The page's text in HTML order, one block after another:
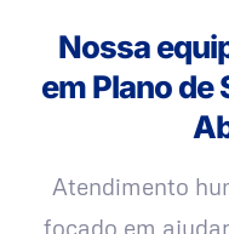
Nossa
em Plano de
Atendimento
focado em